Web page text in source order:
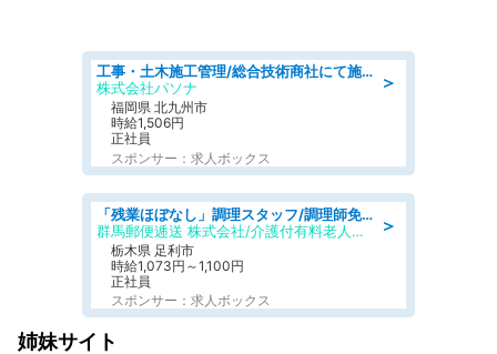
＞
工事・土木施工管理/総合技術商社にて施工管理のお仕事/即日勤務可/車通勤可/工事・土木施工管理/生産・品質管理
株式会社パソナ
福岡県 北九州市
時給1,506円
正社員
スポンサー：求人ボックス
＞
「残業ほぼなし」調理スタッフ/調理師免許必須/正職員/日勤のみ/介護付き有料老人ホーム/社会保障完備
群馬郵便逓送 株式会社/介護付有料老人ホーム ふる里
栃木県 足利市
時給1,073円～1,100円
正社員
スポンサー：求人ボックス
姉妹サイト